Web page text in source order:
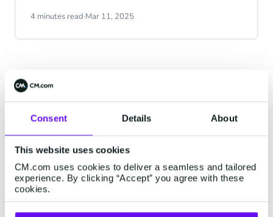
Consent Details About
This website uses cookies
CM.com uses cookies to deliver a seamless and tailored
experience. By clicking “Accept” you agree with these
cookies.
créneau horaire de visite gratuite, effectif
4 minutes read·Mar 11, 2025
Articles connexes
LIVE